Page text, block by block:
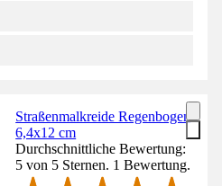
Straßenmalkreide Regenbogen
6,4x12 cm
Durchschnittliche Bewertung:
5 von 5 Sternen. 1 Bewertung.